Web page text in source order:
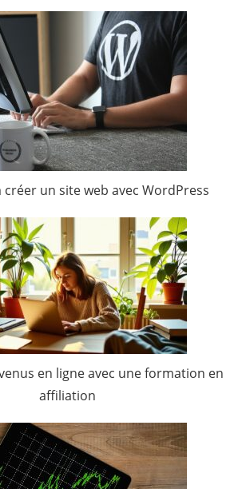
un site web avec WordPress
en ligne avec une formation en
affiliation